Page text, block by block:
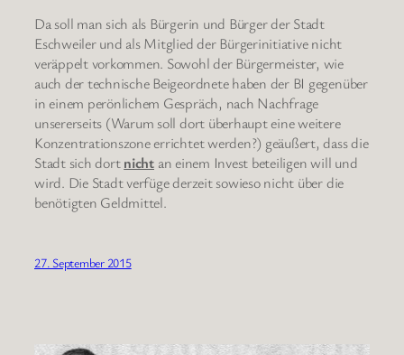
Da soll man sich als Bürgerin und Bürger der Stadt
Eschweiler und als Mitglied der Bürgerinitiative nicht
veräppelt vorkommen. Sowohl der Bürgermeister, wie
auch der technische Beigeordnete haben der BI gegenüber
in einem perönlichem Gespräch, nach Nachfrage
unsererseits (Warum soll dort überhaupt eine weitere
Konzentrationszone errichtet werden?) geäußert, dass die
Stadt sich dortnichtan einem Invest beteiligen will und
wird. Die Stadt verfüge derzeit sowieso nicht über die
benötigten Geldmittel.
27. September 2015